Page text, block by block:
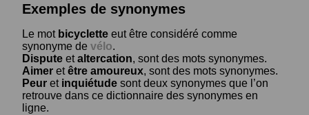
Exemples de synonymes
Le mot bicyclette eut être considéré comme
synonyme de vélo.
Dispute etaltercation, sont des mots synonymes.
Aimer etêtre amoureux, sont des mots synonymes.
Peur et inquiétude sont deux synonymes que l’on
retrouve dans ce dictionnaire des synonymes en
ligne.